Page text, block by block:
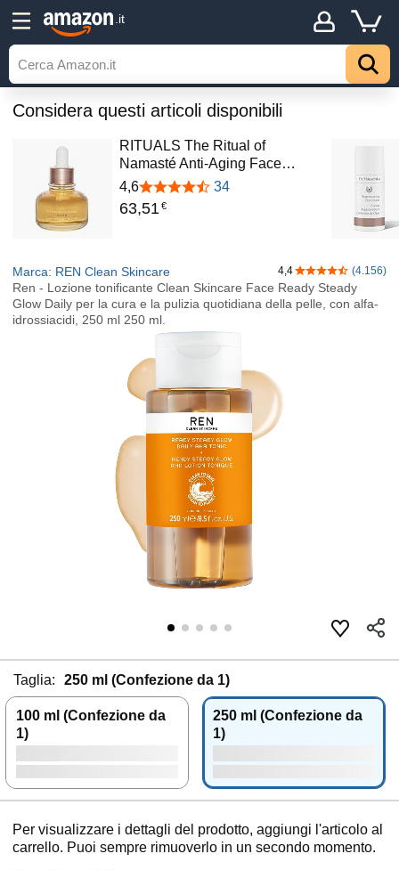
.it
Considera questi articoli disponibili
RITUALS The Ritual of
Namasté Anti-Aging Face…
4,6
34
63,51 €
Marca: REN Clean Skincare 4,44,4 su 5 stelle
(4.156)
Ren - Lozione tonificante Clean Skincare Face Ready Steady
Glow Daily per la cura e la pulizia quotidiana della pelle, con alfa-
idrossiacidi, 250 ml 250 ml.
Taglia: 250 ml (Confezione da 1)
100 ml (Confezione da
1)
250 ml (Confezione da
1)
Per visualizzare i dettagli del prodotto, aggiungi l'articolo al
carrello. Puoi sempre rimuoverlo in un secondo momento.